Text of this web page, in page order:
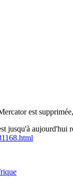
est
jusqu'à aujourd'hui